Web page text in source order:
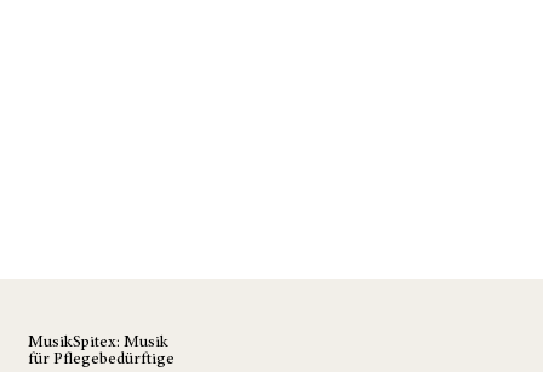
MusikSpitex: Musik
für Pflegebedürftige